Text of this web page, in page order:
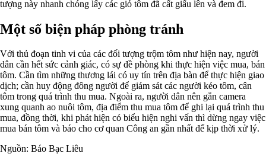
tượng này nhanh chóng lấy các giỏ tôm đã cất giấu lên và đem đi.
Một số biện pháp phòng tránh
Với thủ đoạn tinh vi của các đối tượng trộm tôm như hiện nay, người
dân cần hết sức cảnh giác, có sự đề phòng khi thực hiện việc mua, bán
tôm. Cần tìm những thương lái có uy tín trên địa bàn để thực hiện giao
dịch; cần huy động đông người để giám sát các người kéo tôm, cân
tôm trong quá trình thu mua. Ngoài ra, người dân nên gắn camera
xung quanh ao nuôi tôm, địa điểm thu mua tôm để ghi lại quá trình thu
mua, đồng thời, khi phát hiện có biểu hiện nghi vấn thì dừng ngay việc
mua bán tôm và báo cho cơ quan Công an gần nhất để kịp thời xử lý.
Nguồn: Báo Bạc Liêu